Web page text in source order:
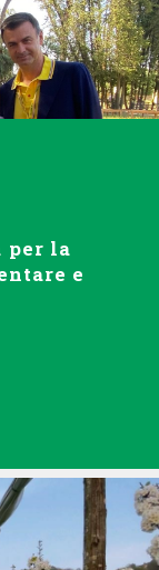
per la
e